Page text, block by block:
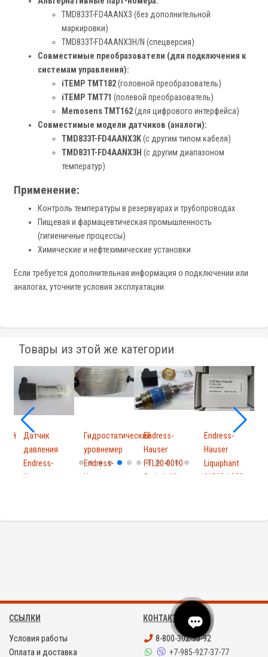
TMD833T-FD4AANX3 (без дополнительной
маркировки)
TMD833T-FD4AANX3H/N (спецверсия)
Совместимые преобразователи (для подключения к
системам управления):
iTEMP TMT182(головной преобразователь)
iTEMP TMT71 (полевой преобразователь)
Memosens TMT162(для цифрового интерфейса)
Совместимые модели датчиков (аналоги):
TMD833T-FD4AANX3K(с другим типом кабеля)
TMD831T-FD4AANX3H (с другим диапазоном
температур)
Применение:
Контроль температуры в резервуарах и трубопроводах
Пищевая и фармацевтическая промышленность
(гигиеничные процессы)
Химические и нефтехимические установки
Если требуется дополнительная информация о подключении или
аналогах, уточните условия эксплуатации.
Товары из этой же категории
Датчик
давления
Endress-
Hauser
Гидростатический
уровнемер
Endress-
Hause...
Endress-
Hauser
FTL20-0010
Switch 19 -
Endress-
Hauser
Liquiphant
ftl260-1029
ССЫЛКИ
Условия работы
Оплата и доставка
КОНТАКТЫ
8-800-302-90-92
+7-985-927-37-77